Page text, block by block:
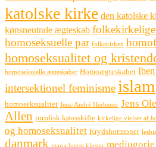
katolske kirke den katolske
kønsneutrale ægteskab
homoseksuelle par folkekirken
homoseksualitet og
homoseksuelle ægteskaber Homoægteskabet
intersektionel feminisme islam
homoseksualitet Jens-André Herbener Jens
Allen juridisk kønsskifte kirkelige vielser af
og homoseksualitet Krydshormoner
danmark
medjugorje